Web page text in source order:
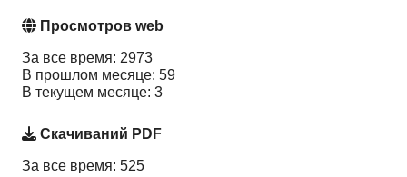
Просмотров web
За все время: 2973
В прошлом месяце: 59
В текущем месяце: 3
Скачиваний PDF
За все время: 525